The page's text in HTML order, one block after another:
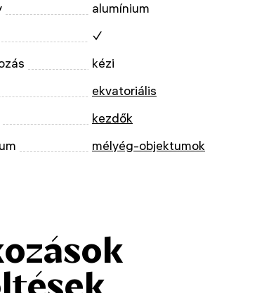
alumínium
✓
kézi
ekvatoriális
kezdők
mélyég-objektumok